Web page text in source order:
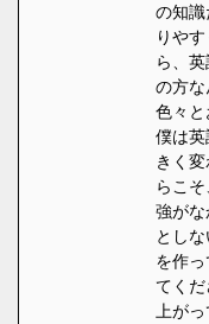
の知
りや
ら、
の方
色々と
僕は
きく
らこ
強がな
とし
を作
てく
上が